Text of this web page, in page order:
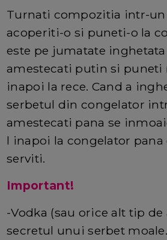
Turnati compozitia intr-
acoperiti-o si puneti-o la
este pe jumatate
amestecati putin si puneti
inapoi la rece. Cand a
serbetul din congelator
amestecati pana se
l inapoi la congelator
serviti.
Important!
-Vodka (sau orice alt tip de
secretul unui serbet